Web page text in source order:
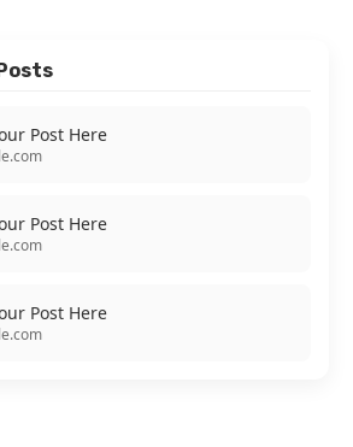
Post Here
Post Here
Post Here